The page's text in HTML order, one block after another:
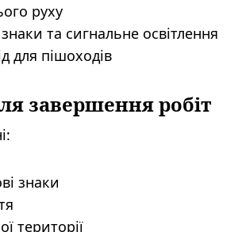
руху
та сигнальне освітлення
для пішоходів
завершення робіт
знаки
території